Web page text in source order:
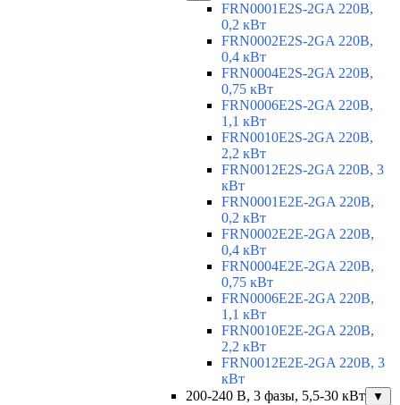
FRN0001E2S-2GA 220В,
0,2 кВт
FRN0002E2S-2GA 220В,
0,4 кВт
FRN0004E2S-2GA 220В,
0,75 кВт
FRN0006E2S-2GA 220В,
1,1 кВт
FRN0010E2S-2GA 220В,
2,2 кВт
FRN0012E2S-2GA 220В, 3
кВт
FRN0001E2E-2GA 220В,
0,2 кВт
FRN0002E2E-2GA 220В,
0,4 кВт
FRN0004E2E-2GA 220В,
0,75 кВт
FRN0006E2E-2GA 220В,
1,1 кВт
FRN0010E2E-2GA 220В,
2,2 кВт
FRN0012E2E-2GA 220В, 3
кВт
200-240 В, 3 фазы, 5,5-30 кВт
▼